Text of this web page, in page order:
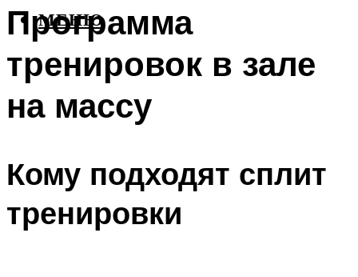
МЕНЮ
Программа
тренировок в зале
на массу
Кому подходят сплит
тренировки